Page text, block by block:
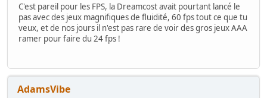
C'est pareil pour les FPS, la Dreamcost avait pourtant lancé le
pas avec des jeux magnifiques de fluidité, 60 fps tout ce que tu
veux, et de nos jours il n'est pas rare de voir des gros jeux AAA
ramer pour faire du 24 fps !
AdamsVibe